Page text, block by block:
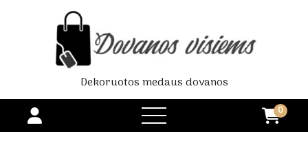
Dekoruotos medaus dovanos
open
menu
0